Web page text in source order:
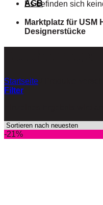
Es befinden sich
AGB
Marktplatz für USM
Designerstücke
Startseite
Filter
-21%